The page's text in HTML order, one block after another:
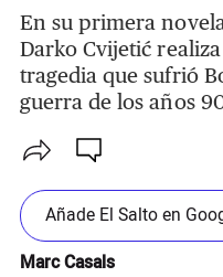
En su primera
Darko Cvijetić
tragedia que sufrió
guerra de los años
Añade El Salto en
Marc Casals